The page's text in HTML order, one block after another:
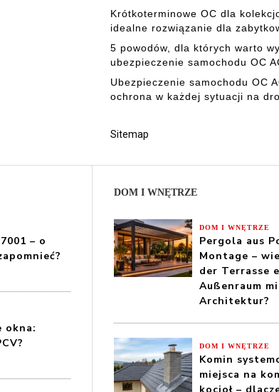
Krótkoterminowe OC dla
idealne rozwiązanie dla
5 powodów, dla których warto
ubezpieczenie samochodu OC
Ubezpieczenie samochodu OC
ochrona w każdej sytuacji na
Sitemap
– o
okna:
DOM I WNĘTRZE
DOM I WNĘTRZE
Pergola aus
Montage –
der Terrasse
Außenraum
Architektur?
DOM I WNĘTRZE
Komin
miejsca na